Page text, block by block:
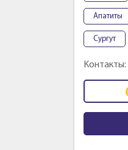
Апатиты
Сургут
Контакты: